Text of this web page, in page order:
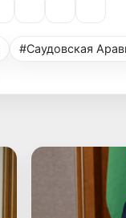
#Саудовская